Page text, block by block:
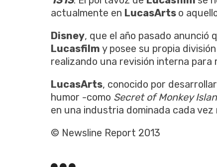
actualmente en LucasArts o
Disney, que el año pasado anunció
Lucasfilm y posee su propia
realizando una revisión interna
LucasArts, conocido por
humor -como Secret of Monkey
en una industria dominada cada
© Newsline Report 2013